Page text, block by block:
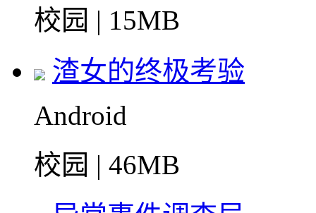
校园 | 15MB
渣女的终极考验
Android
校园 | 46MB